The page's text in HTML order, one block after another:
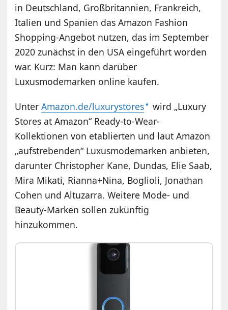
in Deutschland, Großbritannien, Frankreich,
Italien und Spanien das Amazon Fashion
Shopping-Angebot nutzen, das im September
2020 zunächst in den USA eingeführt worden
war. Kurz: Man kann darüber
Luxusmodemarken online kaufen.
UnterAmazon.de/luxurystores
wird „Luxury
Stores at Amazon“ Ready-to-Wear-
Kollektionen von etablierten und laut Amazon
„aufstrebenden“ Luxusmodemarken anbieten,
darunter Christopher Kane, Dundas, Elie Saab,
Mira Mikati, Rianna+Nina, Boglioli, Jonathan
Cohen und Altuzarra. Weitere Mode- und
Beauty-Marken sollen zukünftig
hinzukommen.